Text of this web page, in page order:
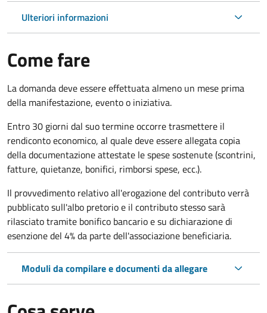
Ulteriori informazioni
Come fare
La domanda deve essere effettuata almeno un mese prima
della manifestazione, evento o iniziativa.
Entro 30 giorni dal suo termine occorre trasmettere il
rendiconto economico, al quale deve essere allegata copia
della documentazione attestate le spese sostenute (scontrini,
fatture, quietanze, bonifici, rimborsi spese, ecc.).
Il provvedimento relativo all'erogazione del contributo verrà
pubblicatosull'albo pretorio e il contributo stesso sarà
rilasciato tramite bonifico bancario e su dichiarazione di
esenzione del 4% da parte dell'associazione beneficiaria.
Moduli da compilare e documenti da allegare